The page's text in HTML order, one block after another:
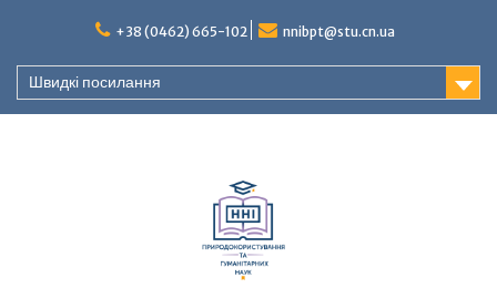
+38 (0462) 665-102 nnibpt@stu.cn.ua
Швидкі посилання